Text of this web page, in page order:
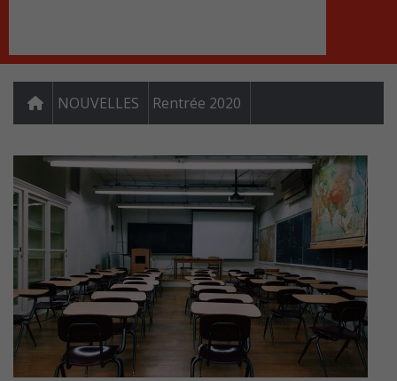
NOUVELLES Rentrée 2020